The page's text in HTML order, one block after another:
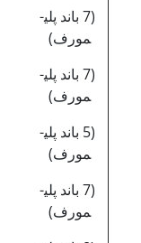
(7 باند پلی­
مورف)
(7 باند پلی­
مورف)
(5 باند پلی­
مورف)
(7 باند پلی­
مورف)